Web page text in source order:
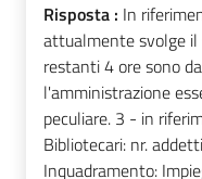
Risposta : In
attualmente svolge il
restanti 4 ore sono
l'amministrazione
peculiare. 3 - in
Bibliotecari: nr.
Inquadramento: